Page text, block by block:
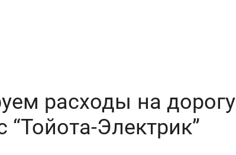
расходы на дорогу
“Тойота-Электрик”